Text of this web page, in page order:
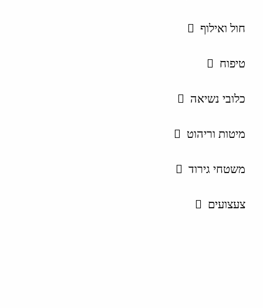
חול ואילוף
טיפוח
כלובי נשיאה
מיטות וריהוט
משטחי גירוד
צעצועים